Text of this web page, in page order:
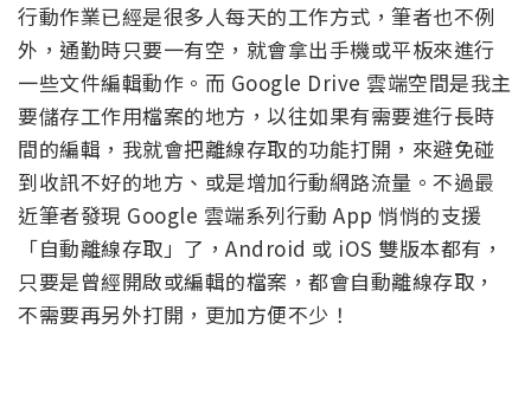
行動作業已經是很多人每天的工作方式，筆者也不例
外，通勤時只要一有空，就會拿出手機或平板來進行
一些文件編輯動作。而 Google Drive 雲端空間是我主
要儲存工作用檔案的地方，以往如果有需要進行長時
間的編輯，我就會把離線存取的功能打開，來避免碰
到收訊不好的地方、或是增加行動網路流量。不過最
近筆者發現 Google 雲端系列行動 App 悄悄的支援
「自動離線存取」了，Android 或 iOS 雙版本都有，
只要是曾經開啟或編輯的檔案，都會自動離線存取，
不需要再另外打開，更加方便不少！